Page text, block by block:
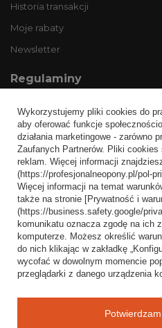
Historia transakcji
Moje rabaty
Newsletter
Regulaminy
Wysyłka
Sposoby płatności i prowizje
Regulamin
Polityka prywatności
Odstąpienie od umowy
Popularne kategorie
Opony bezdętkowe
Opony dętkowe
Wykorzystujemy pliki cookies do
aby oferować funkcje
działania marketingowe - zarówno
Zaufanych Partnerów. Pliki cookies
reklam. Więcej informacji
(https://profesjonalneopony.pl/pol-
Więcej informacji na temat
także na stronie [Prywatność i
(https://business.safety.google/
komunikatu oznacza zgodę na ich
komputerze. Możesz określić
do nich klikając w zakładkę
wycofać w dowolnym momencie
przeglądarki z danego urządzenia